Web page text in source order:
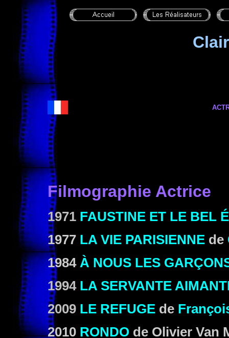
Filmographie Actrice
1971 FAUSTINE ET LE BEL
1977 LA VIE PARISIENNE de
1984 À NOUS LES
1994 LA SERVANTE
2009 LE REFUGE de
2010 RONDO de Olivier Van